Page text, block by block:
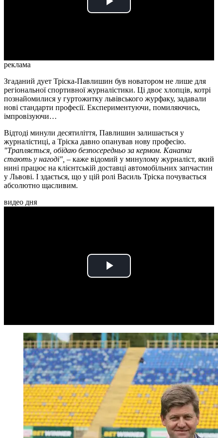
Play
реклама
Згаданий дует Тріска-Павлишин був новатором не лише для
регіональної спортивної журналістики. Ці двоє хлопців, котрі
познайомилися у гуртожитку львівського журфаку, задавали
нові стандарти професії. Експериментуючи, помиляючись,
імпровізуючи…
Відтоді минули десятиліття, Павлишин залишається у
журналістиці, а Тріска давно опанував нову професію.
"Трапляється, обідаю безпосередньо за кермом. Канапки
стають у нагоді", – каже відомий у минулому журналіст, який
нині працює на клієнтській доставці автомобільних запчастин
у Львові. І здається, що у цій ролі Василь Тріска почувається
абсолютно щасливим.
видео дня
Play